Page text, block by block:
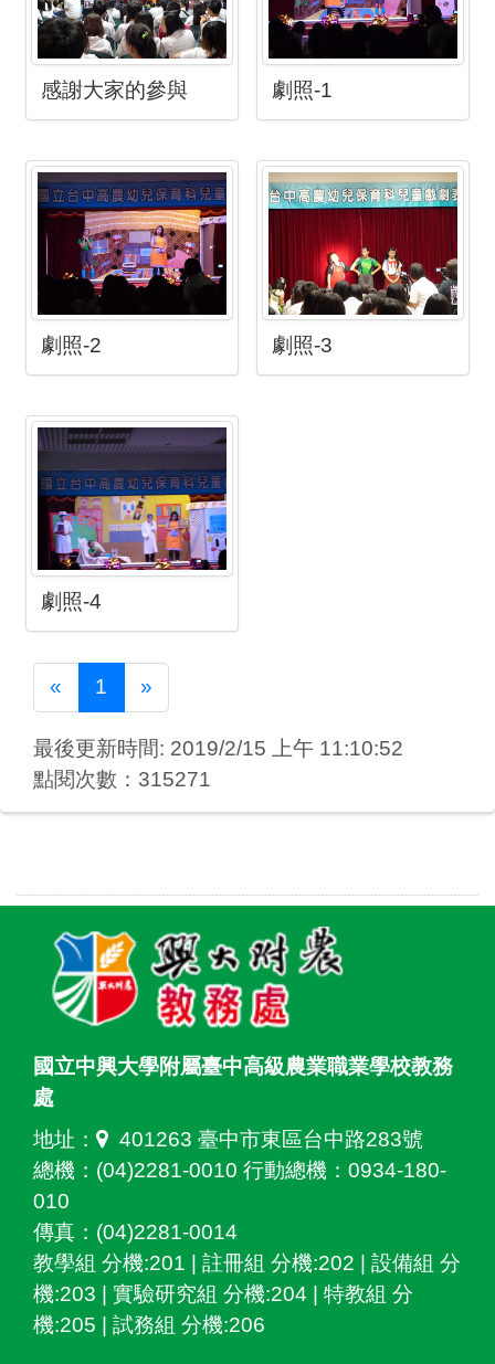
感謝大家的參與 劇照-1
劇照-2 劇照-3
劇照-4
« Previous
1 »Next
最後更新時間: 2019/2/15 上午 11:10:52
點閱次數：315271
國立中興大學附屬臺中高級農業職業學校教務
處
地址：
401263 臺中市東區台中路283號
總機：(04)2281-0010 行動總機：0934-180-
010
傳真：(04)2281-0014
教學組 分機:201 | 註冊組 分機:202 | 設備組 分
機:203 | 實驗研究組 分機:204 | 特教組 分
機:205 | 試務組 分機:206